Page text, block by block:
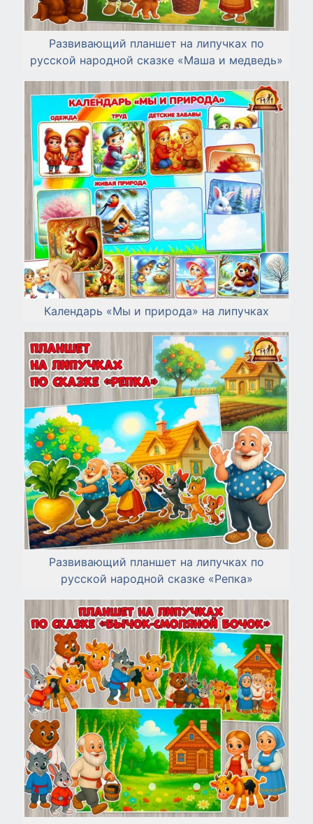
Развивающий планшет на липучках по
русской народной сказке «Маша и медведь»
Календарь «Мы и природа» на липучках
Развивающий планшет на липучках по
русской народной сказке «Репка»